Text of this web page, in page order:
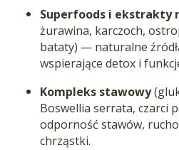
Superfoods i ekstrakty
żurawina, karczoch,
bataty) — naturalne
wspierające detox i
Kompleks stawowy
Boswellia serrata, czarci
odporność stawów,
chrząstki.